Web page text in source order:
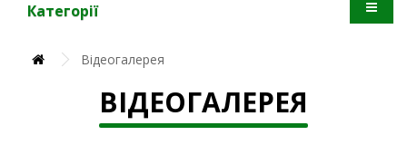
Категорії
Вiдеогалерея
ВIДЕОГАЛЕРЕЯ